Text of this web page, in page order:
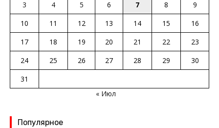
3
4 5 6 7 8
9
10
11 12 13 14 15
16
17
18 19 20 21 22
23
24
25 26 27 28 29
30
31
« Июл
Популярное